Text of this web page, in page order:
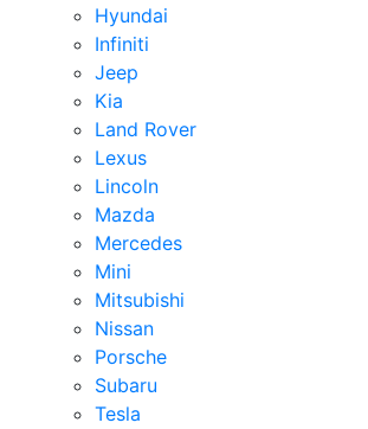
Hyundai
Infiniti
Jeep
Kia
Land Rover
Lexus
Lincoln
Mazda
Mercedes
Mini
Mitsubishi
Nissan
Porsche
Subaru
Tesla